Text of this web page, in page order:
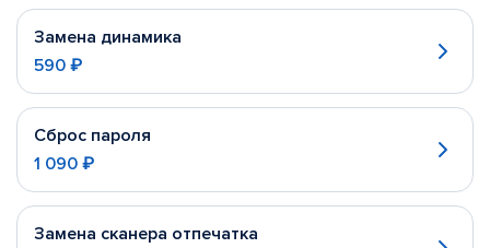
Замена динамика
590 ₽
Сброс пароля
1 090 ₽
Замена сканера отпечатка